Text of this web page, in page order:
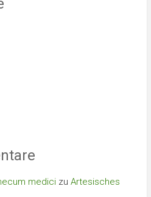
medicizu Artesisches